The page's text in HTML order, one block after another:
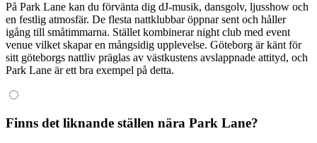
På Park Lane kan du förvänta dig dJ-musik, dansgolv, ljusshow och
en festlig atmosfär. De flesta nattklubbar öppnar sent och håller
igång till småtimmarna. Stället kombinerar night club med event
venue vilket skapar en mångsidig upplevelse. Göteborg är känt för
sitt göteborgs nattliv präglas av västkustens avslappnade attityd, och
Park Lane är ett bra exempel på detta.
Finns det liknande ställen nära Park Lane?